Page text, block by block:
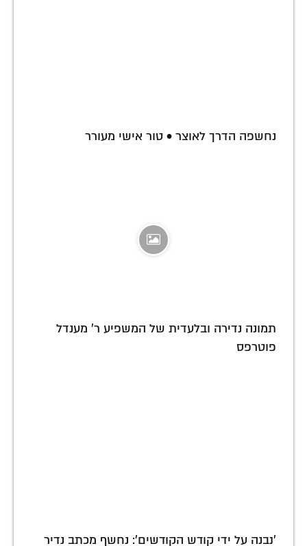
נחשפה הדרך לאוצר • טור אישי מעורר
תמונה נדירה ובלעדית של המשפיע ר' מענדל
פוטרפס
'נבנה על ידי קודש הקודשים': נחשף מכתב נדיר